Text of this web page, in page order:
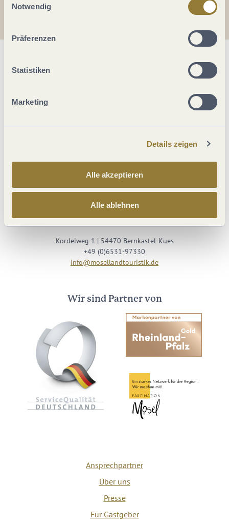
jederzeit widerrufen werden. Mit der Auswahl "Alle
ablehnen" kann es zu Beeinträchtigungen in der Nutzung
Notwendig
Präferenzen
Statistiken
Marketing
Details zeigen
Alle akzeptieren
Alle ablehnen
Besuche uns auf
Youtube
Kordelweg 1 | 54470 Bernkastel-Kues
+49 (0)6531-97330
info@mosellandtouristik.de
Wir sind Partner von
Ansprechpartner
Über uns
Presse
Für Gastgeber